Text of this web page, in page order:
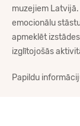
muzejiem
emocionālu
apmeklēt
izglītojošās
Papildu